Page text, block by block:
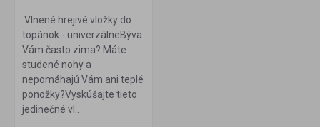
Vlnené hrejivé vložky do
topánok - univerzálneBýva
Vám často zima? Máte
studené nohy a
nepomáhajú Vám ani teplé
ponožky?Vyskúšajte tieto
jedinečné vl..